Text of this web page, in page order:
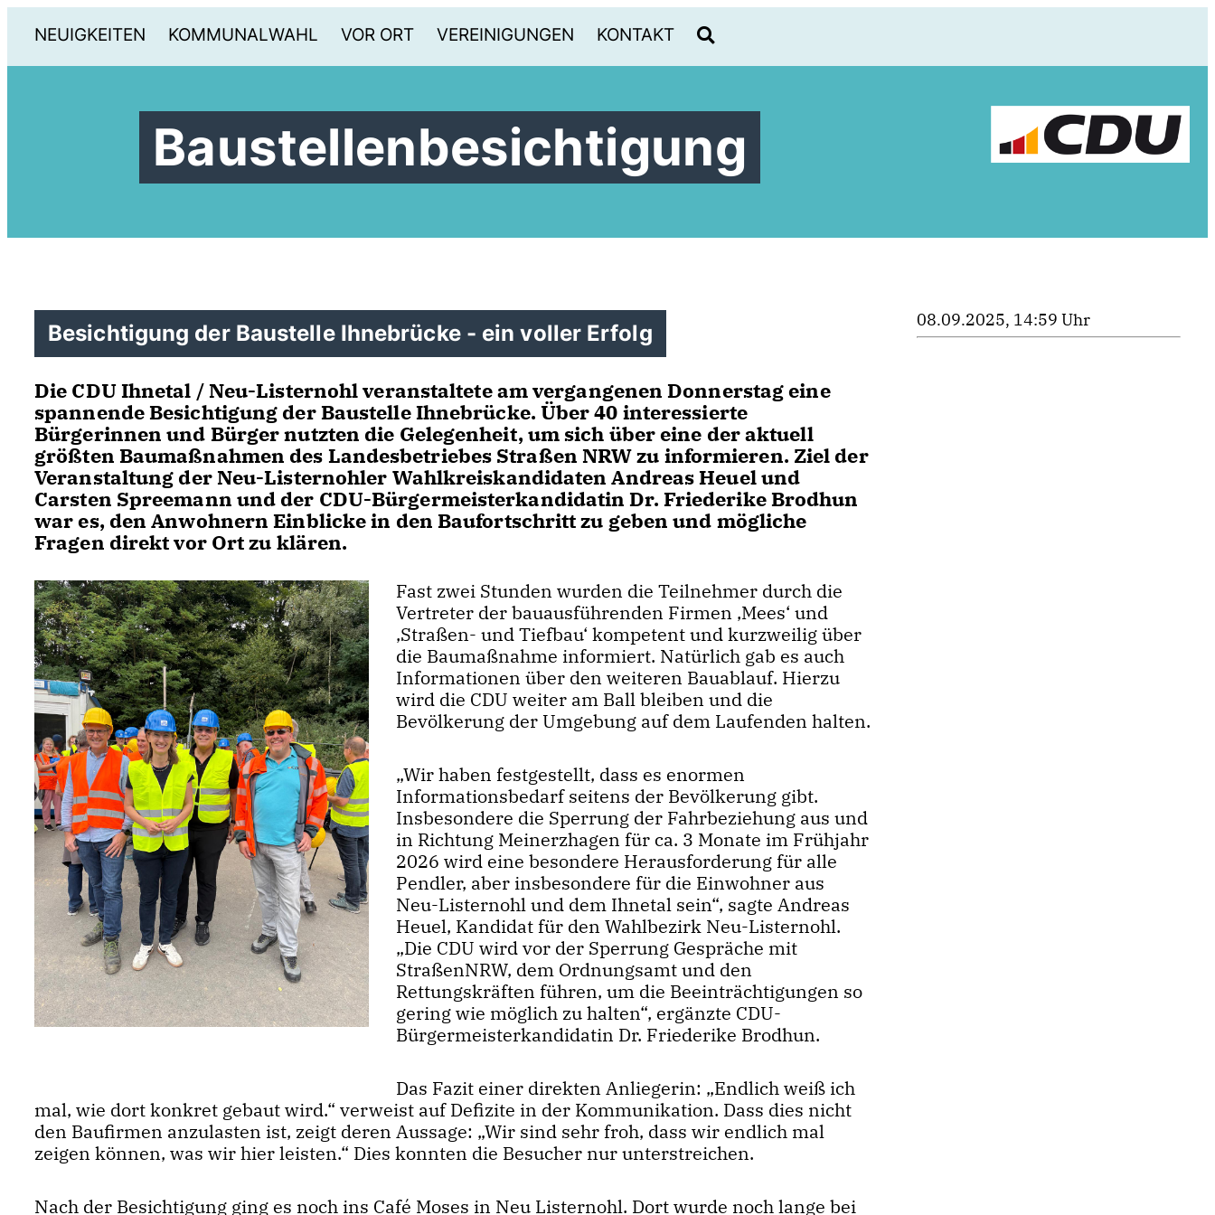
NEUIGKEITEN KOMMUNALWAHL VOR ORT VEREINIGUNGEN KONTAKT
Baustellenbesichtigung
Besichtigung der Baustelle Ihnebrücke - ein voller Erfolg
Die CDU Ihnetal / Neu-Listernohl veranstaltete am vergangenen Donnerstag eine
spannende Besichtigung der Baustelle Ihnebrücke. Über 40 interessierte
Bürgerinnen und Bürger nutzten die Gelegenheit, um sich über eine der aktuell
größten Baumaßnahmen des Landesbetriebes Straßen NRW zu informieren. Ziel der
Veranstaltung der Neu-Listernohler Wahlkreiskandidaten Andreas Heuel und
Carsten Spreemann und der CDU-Bürgermeisterkandidatin Dr. Friederike Brodhun
war es, den Anwohnern Einblicke in den Baufortschritt zu geben und mögliche
Fragen direkt vor Ort zu klären.
Fast zwei Stunden wurden die Teilnehmer durch die
Vertreter der bauausführenden Firmen ‚Mees‘ und
Straßen- und Tiefbau‘ kompetent und kurzweilig über
die Baumaßnahme informiert. Natürlich gab es auch
Informationen über den weiteren Bauablauf. Hierzu
wird die CDU weiter am Ball bleiben und die
Bevölkerung der Umgebung auf dem Laufenden halten.
Wir haben festgestellt, dass es enormen
Informationsbedarf seitens der Bevölkerung gibt.
Insbesondere die Sperrung der Fahrbeziehung aus und
in Richtung Meinerzhagen für ca. 3 Monate im Frühjahr
2026 wird eine besondere Herausforderung für alle
Pendler, aber insbesondere für die Einwohner aus
Neu-Listernohl und dem Ihnetal sein“, sagte Andreas
Heuel, Kandidat für den Wahlbezirk Neu-Listernohl.
Die CDU wird vor der Sperrung Gespräche mit
StraßenNRW, dem Ordnungsamt und den
Rettungskräften führen, um die Beeinträchtigungen so
gering wie möglich zu halten“, ergänzte CDU-
Bürgermeisterkandidatin Dr. Friederike Brodhun.
Das Fazit einer direkten Anliegerin: „Endlich weiß ich
mal, wie dort konkret gebaut wird.“ verweist auf Defizite in der Kommunikation. Dass dies nicht
den Baufirmen anzulasten ist, zeigt deren Aussage: „Wir sind sehr froh, dass wir endlich mal
zeigen können, was wir hier leisten.“ Dies konnten die Besucher nur unterstreichen.
Nach der Besichtigung ging es noch ins Café Moses in Neu Listernohl. Dort wurde noch lange bei
08.09.2025, 14:59 Uhr